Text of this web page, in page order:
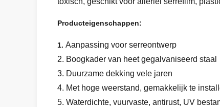
Producteigenschappen:
1. Aanpassing voor serreontwerp
2. Boogkader van heet gegalvaniseerd staal
3. Duurzame dekking vele jaren
4. Met hoge weerstand, gemakkelijk te
5. Waterdichte, vuurvaste, antirust, UV